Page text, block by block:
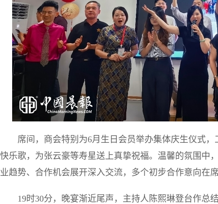
席间，商会特别为6月生日会员举办集体庆生仪式
快乐歌，为张云豪等寿星送上真挚祝福。温馨的氛围中
业趋势、合作机会展开深入交流，多个初步合作意向在
19时30分，晚宴渐近尾声，主持人陈熙琳登台作总